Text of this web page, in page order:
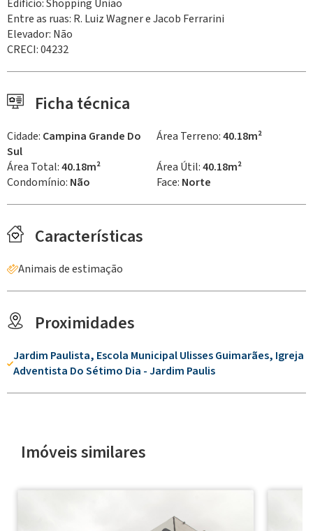
Edifício: Shopping União
Entre as ruas: R. Luiz Wagner e Jacob Ferrarini
Elevador: Não
CRECI: 04232
Ficha técnica
Cidade: Campina Grande Do
Sul
Área Terreno:40.18m²
Área Total:40.18m² Área Útil:40.18m²
Condomínio: Não Face: Norte
Características
Animais de estimação
Proximidades
Jardim Paulista, Escola Municipal Ulisses Guimarães, Igreja
Adventista Do Sétimo Dia - Jardim Paulis
Imóveis similares